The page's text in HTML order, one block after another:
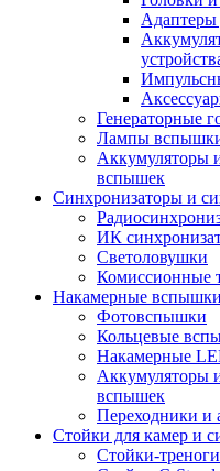
Адаптеры
Генераторные
Лампы
Аккумуляторы
вспышек
Синхронизаторы и
ИК
Светоловушки
Комиссионные
Накамерные вспышки
Фотовспышки
Кольцевые
Накамерные
Аккумуляторы
вспышек
Переходники и
Стойки для камер и
Стойки-треноги